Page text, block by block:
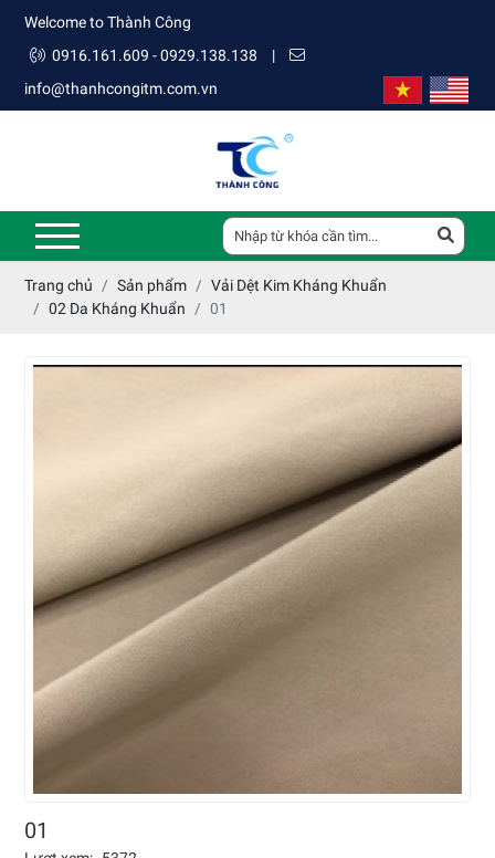
Welcome to Thành Công
0916.161.609 - 0929.138.138
|
info@thanhcongitm.com.vn
Trang chủ Sản phẩm
Vải Dệt Kim Kháng Khuẩn
02 Da Kháng Khuẩn
01
01